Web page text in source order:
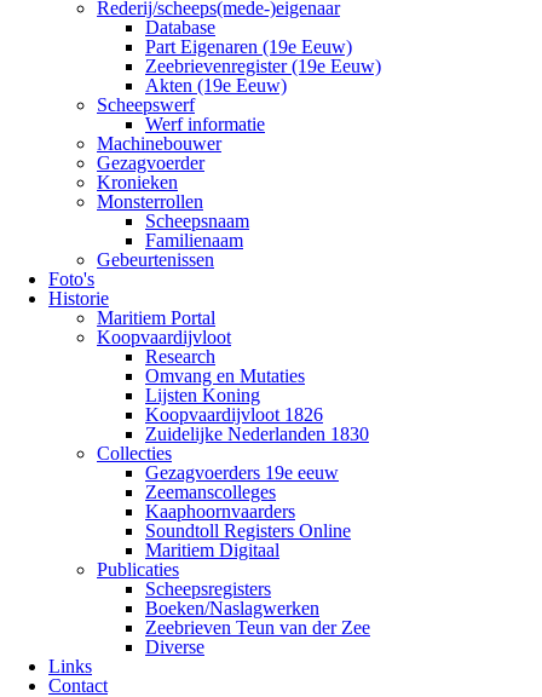
Rederij/scheeps(mede-)eigenaar
Database
Part Eigenaren (19e Eeuw)
Zeebrievenregister (19e Eeuw)
Akten (19e Eeuw)
Scheepswerf
Werf informatie
Machinebouwer
Gezagvoerder
Kronieken
Monsterrollen
Scheepsnaam
Familienaam
Gebeurtenissen
Foto's
Historie
Maritiem Portal
Koopvaardijvloot
Research
Omvang en Mutaties
Lijsten Koning
Koopvaardijvloot 1826
Zuidelijke Nederlanden 1830
Collecties
Gezagvoerders 19e eeuw
Zeemanscolleges
Kaaphoornvaarders
Soundtoll Registers Online
Maritiem Digitaal
Publicaties
Scheepsregisters
Boeken/Naslagwerken
Zeebrieven Teun van der Zee
Diverse
Links
Contact